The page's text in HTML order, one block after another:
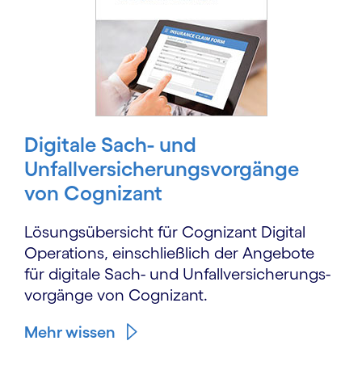
Digitale Sach- und
Unfallversicherungs­vorgänge
von Cognizant
Lösungsübersicht für Cognizant Digital
Operations, einschließlich der Angebote
für digitale Sach- und Unfallversicherungs­
vorgänge von Cognizant.
Mehr wissen